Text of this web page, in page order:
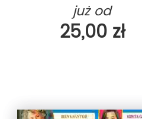
już od
25,00 zł